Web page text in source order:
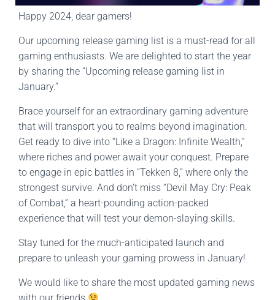
Happy 2024, dear gamers!
Our upcoming release gaming list is a must-read for all
gaming enthusiasts. We are delighted to start the year
by sharing the “Upcoming release gaming list in
January.”
Brace yourself for an extraordinary gaming adventure
that will transport you to realms beyond imagination.
Get ready to dive into “Like a Dragon: Infinite Wealth,”
where riches and power await your conquest. Prepare
to engage in epic battles in “Tekken 8,” where only the
strongest survive. And don’t miss “Devil May Cry: Peak
of Combat,” a heart-pounding action-packed
experience that will test your demon-slaying skills.
Stay tuned for the much-anticipated launch and
prepare to unleash your gaming prowess in January!
We would like to share the most updated gaming news